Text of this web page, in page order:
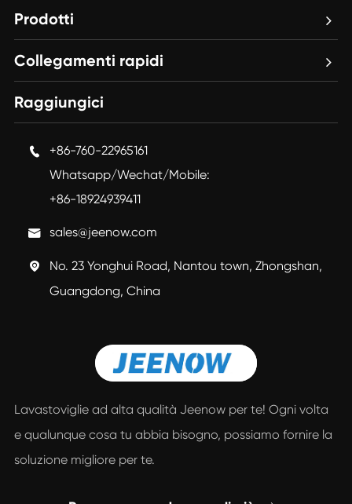
Prodotti
Collegamenti rapidi
Raggiungici

+86-760-22965161
Whatsapp/Wechat/Mobile:
+86-18924939411
 sales@jeenow.com

No. 23 Yonghui Road, Nantou town, Zhongshan,
Guangdong, China
Lavastoviglie ad alta qualità Jeenow per te! Ogni volta
e qualunque cosa tu abbia bisogno, possiamo fornire la
soluzione migliore per te.